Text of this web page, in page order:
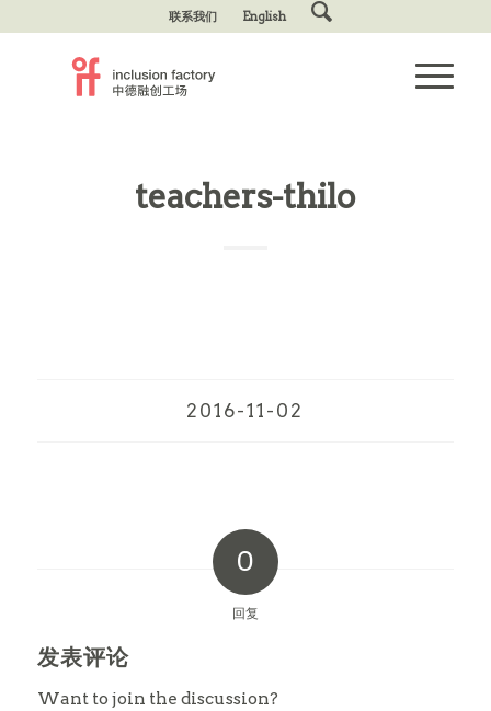
联系我们 English
teachers-thilo
2016-11-02
0
回复
发表评论
Want to join the discussion?